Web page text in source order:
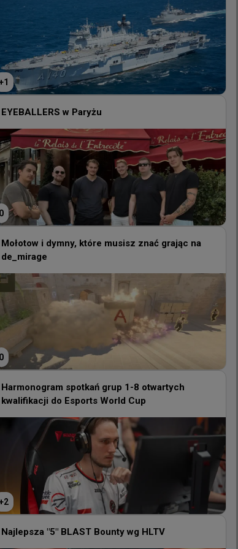
1
EYEBALLERS w Paryżu
0
Mołotow i dymny, które musisz znać grając na
de_mirage
Harmonogram spotkań grup 1-8 otwartych
kwalifikacji do Esports World Cup
Najlepsza "5" BLAST Bounty wg HLTV
1
EYEBALLERS w Paryżu
0
Mołotow i dymny, które musisz znać grając na
de_mirage
0
Harmonogram spotkań grup 1-8 otwartych
kwalifikacji do Esports World Cup
2
Najlepsza "5" BLAST Bounty wg HLTV